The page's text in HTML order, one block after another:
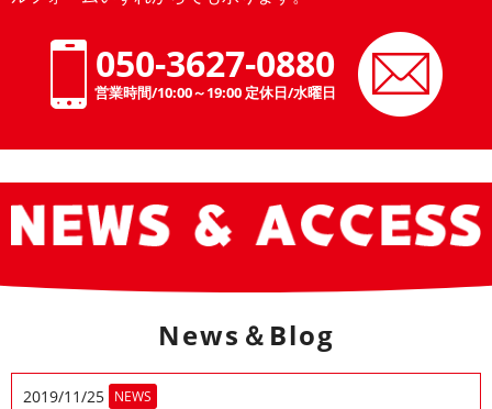
050-3627-0880
営業時間/10:00～19:00 定休日/水曜日
News＆Blog
2019/11/25 NEWS